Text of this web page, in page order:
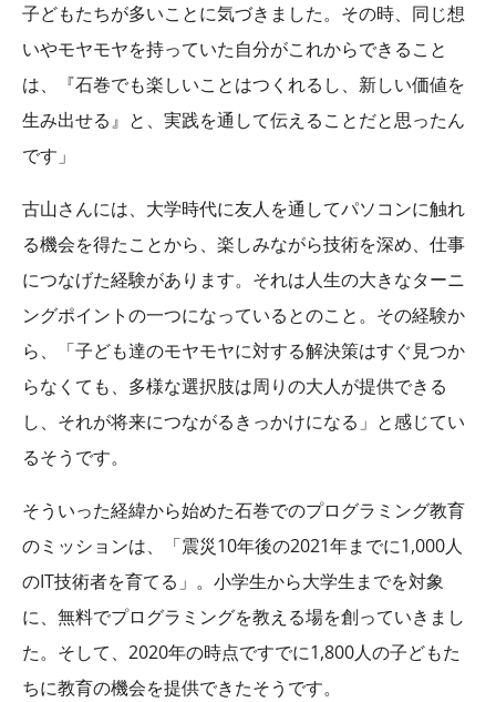
子どもたちが多いことに気づきました。その時、同じ想
いやモヤモヤを持っていた自分がこれからできること
は、『石巻でも楽しいことはつくれるし、新しい価値を
生み出せる』と、実践を通して伝えることだと思ったん
です」
古山さんには、大学時代に友人を通してパソコンに触れ
る機会を得たことから、楽しみながら技術を深め、仕事
につなげた経験があります。それは人生の大きなターニ
ングポイントの一つになっているとのこと。その経験か
ら、「子ども達のモヤモヤに対する解決策はすぐ見つか
らなくても、多様な選択肢は周りの大人が提供できる
し、それが将来につながるきっかけになる」と感じてい
るそうです。
そういった経緯から始めた石巻でのプログラミング教育
のミッションは、「震災10年後の2021年までに1,000人
のIT技術者を育てる」。小学生から大学生までを対象
に、無料でプログラミングを教える場を創っていきまし
た。そして、2020年の時点ですでに1,800人の子どもた
ちに教育の機会を提供できたそうです。